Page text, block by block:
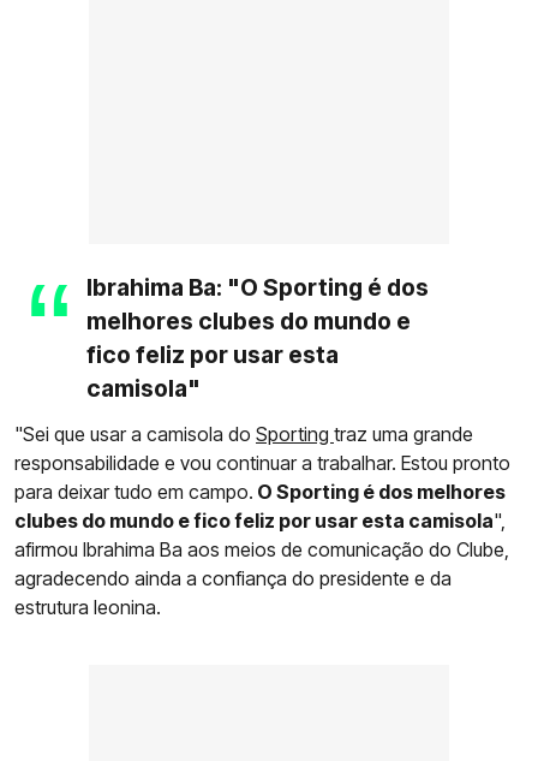
Ibrahima Ba: "O Sporting é dos
melhores clubes do mundo e
fico feliz por usar esta
camisola"
"Sei que usar a camisola do Sporting traz uma grande
responsabilidade e vou continuar a trabalhar. Estou pronto
para deixar tudo em campo. O Sporting é dos melhores
clubes do mundo e fico feliz por usar esta camisola",
afirmou Ibrahima Ba aos meios de comunicação do Clube,
agradecendo ainda a confiança do presidente e da
estrutura leonina.